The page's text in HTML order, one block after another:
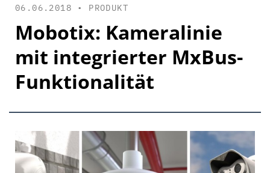
06.06.2018 • PRODUKT
Mobotix: Kameralinie
mit integrierter MxBus-
Funktionalität